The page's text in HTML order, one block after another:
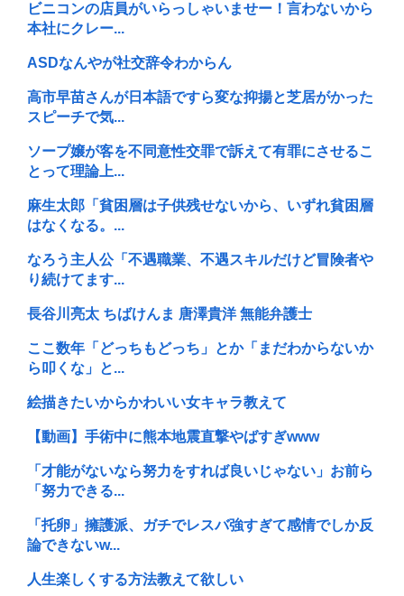
ビニコンの店員がいらっしゃいませー！言わないから
本社にクレー...
ASDなんやが社交辞令わからん
高市早苗さんが日本語ですら変な抑揚と芝居がかった
スピーチで気...
ソープ嬢が客を不同意性交罪で訴えて有罪にさせるこ
とって理論上...
麻生太郎「貧困層は子供残せないから、いずれ貧困層
はなくなる。...
なろう主人公「不遇職業、不遇スキルだけど冒険者や
り続けてます...
長谷川亮太 ちばけんま 唐澤貴洋 無能弁護士
ここ数年「どっちもどっち」とか「まだわからないか
ら叩くな」と...
絵描きたいからかわいい女キャラ教えて
【動画】手術中に熊本地震直撃やばすぎwww
「才能がないなら努力をすれば良いじゃない」お前ら
「努力できる...
「托卵」擁護派、ガチでレスバ強すぎて感情でしか反
論できないw...
人生楽しくする方法教えて欲しい